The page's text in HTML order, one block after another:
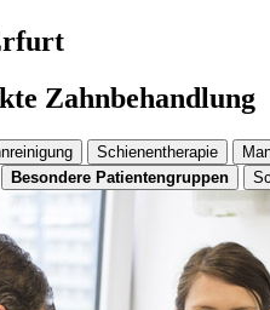
Zahnbehandlung
Schienentherapie
Besondere Patientengruppen